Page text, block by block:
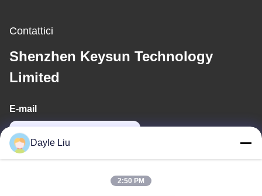
Contattici
Shenzhen Keysun Technology
Limited
E-mail
Dayle Liu
2:50 PM